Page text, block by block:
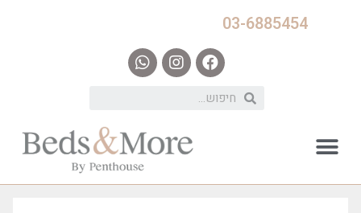
03-6885454